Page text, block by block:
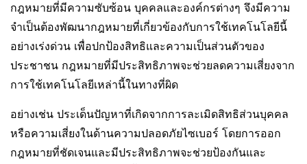
กฎหมายที่มีความซับซ้อน บุคคลและองค์กรต่างๆ จึงมีความ
จำเป็นต้องพัฒนากฎหมายที่เกี่ยวข้องกับการใช้เทคโนโลยีนี้
อย่างเร่งด่วน เพื่อปกป้องสิทธิและความเป็นส่วนตัวของ
ประชาชน กฎหมายที่มีประสิทธิภาพจะช่วยลดความเสี่ยงจาก
การใช้เทคโนโลยีเหล่านี้ในทางที่ผิด
อย่างเช่น ประเด็นปัญหาที่เกิดจากการละเมิดสิทธิส่วนบุคคล
หรือความเสี่ยงในด้านความปลอดภัยไซเบอร์ โดยการออก
กฎหมายที่ชัดเจนและมีประสิทธิภาพจะช่วยป้องกันและ